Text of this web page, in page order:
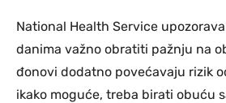
National Health Service
danima važno obratiti pažnju na
đonovi dodatno povećavaju rizik
ikako moguće, treba birati obuću